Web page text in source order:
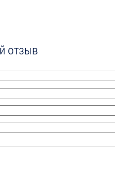
отзыв